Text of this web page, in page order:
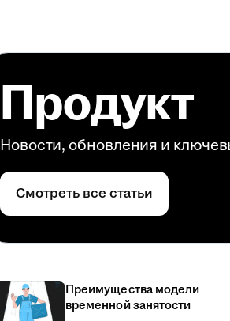
Продукт
Новости, обновления и
Смотреть все статьи
Преимущества модели
временной занятости